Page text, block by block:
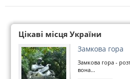
Цікаві місця України
Замкова гора
Замкова гора -
вона...